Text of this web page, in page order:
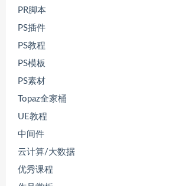
PR脚本
PS插件
PS教程
PS模板
PS素材
Topaz全家桶
UE教程
中间件
云计算/大数据
优秀课程